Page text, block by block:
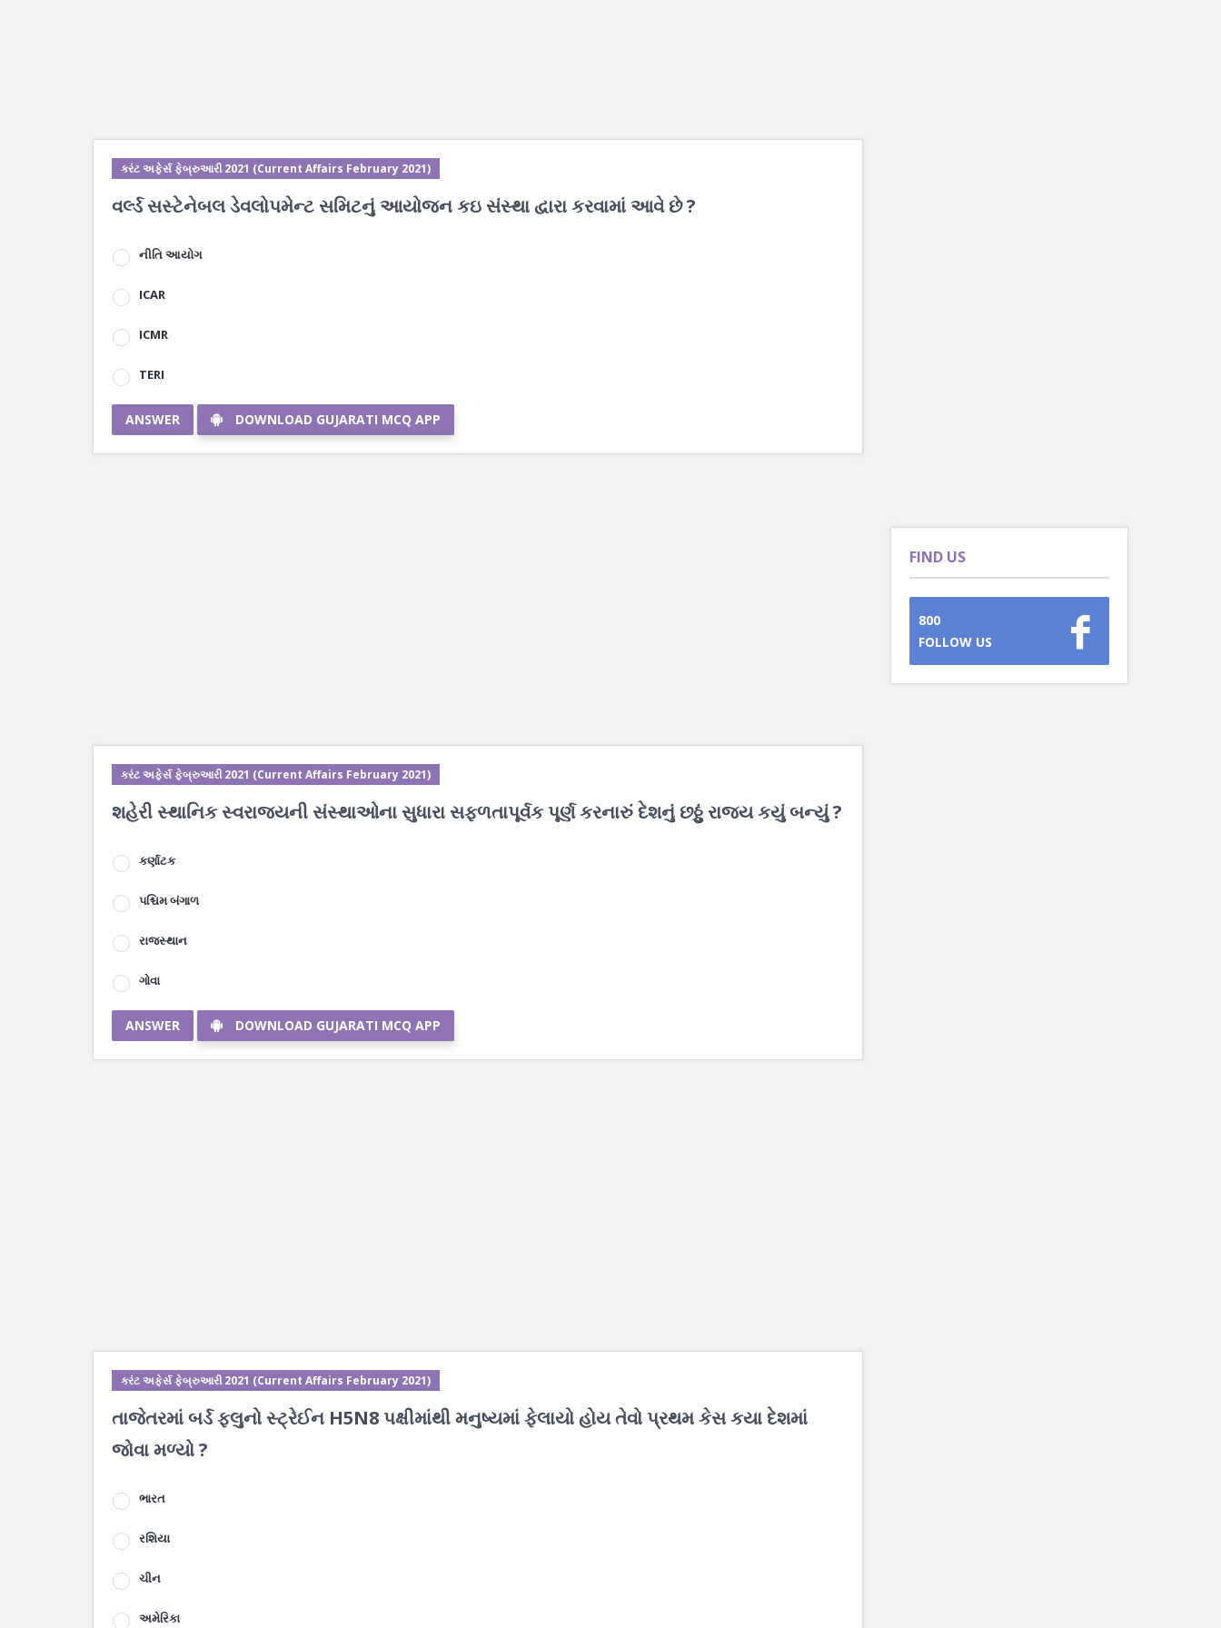
કરંટ અફેર્સ ફેબ્રુઆરી 2021 (Current Affairs February 2021)
વર્લ્ડ સસ્ટેનેબલ ડેવલોપમેન્ટ સમિટનું આયોજન કઇ સંસ્થા દ્વારા કરવામાં આવે છે ?
નીતિ આયોગ
ICAR
ICMR
TERI
ANSWER DOWNLOAD GUJARATI MCQ APP
કરંટ અફેર્સ ફેબ્રુઆરી 2021 (Current Affairs February 2021)
શહેરી સ્થાનિક સ્વરાજ્યની સંસ્થાઓના સુધારા સફળતાપૂર્વક પૂર્ણ કરનારું દેશનું છઠ્ઠું રાજ્ય કયું બન્યું ?
કર્ણાટક
પશ્ચિમ બંગાળ
રાજસ્થાન
ગોવા
ANSWER DOWNLOAD GUJARATI MCQ APP
કરંટ અફેર્સ ફેબ્રુઆરી 2021 (Current Affairs February 2021)
તાજેતરમાં બર્ડ ફલુનો સ્ટ્રેઈન H5N8 પક્ષીમાંથી મનુષ્યમાં ફેલાયો હોય તેવો પ્રથમ કેસ કયા દેશમાં
જોવા મળ્યો ?
ભારત
રશિયા
ચીન
અમેરિકા
FIND US
800
FOLLOW US